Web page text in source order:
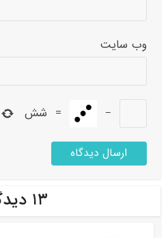
وب‌ سایت
−
= شش
۱۳ دیدگاه